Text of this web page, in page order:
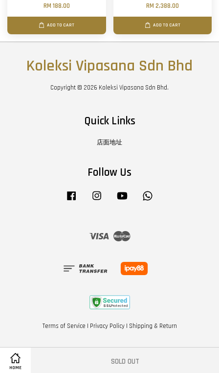
HOME
SOLD OUT
RM 188.00
ADD TO CART
RM 2,388.00
ADD TO CART
Koleksi Vipasana Sdn Bhd
Copyright © 2026 Koleksi Vipasana Sdn Bhd.
Quick Links
店面地址
Follow Us
Facebook Instagram YouTube
Visa Master
Terms of Service | Privacy Policy| Shipping & Return